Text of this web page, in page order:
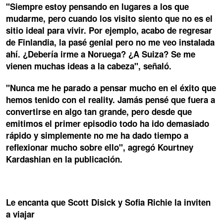
"Siempre estoy pensando en lugares a los que
mudarme, pero cuando los visito siento que no es el
sitio ideal para vivir. Por ejemplo, acabo de regresar
de Finlandia, la pasé genial pero no me veo instalada
ahí. ¿Debería irme a Noruega? ¿A Suiza? Se me
vienen muchas ideas a la cabeza", señaló.
"Nunca me he parado a pensar mucho en el éxito que
hemos tenido con el reality. Jamás pensé que fuera a
convertirse en algo tan grande, pero desde que
emitimos el primer episodio todo ha ido demasiado
rápido y simplemente no me ha dado tiempo a
reflexionar mucho sobre ello", agregó Kourtney
Kardashian en la publicación.
Le encanta que Scott Disick y Sofia Richie la inviten
a viajar